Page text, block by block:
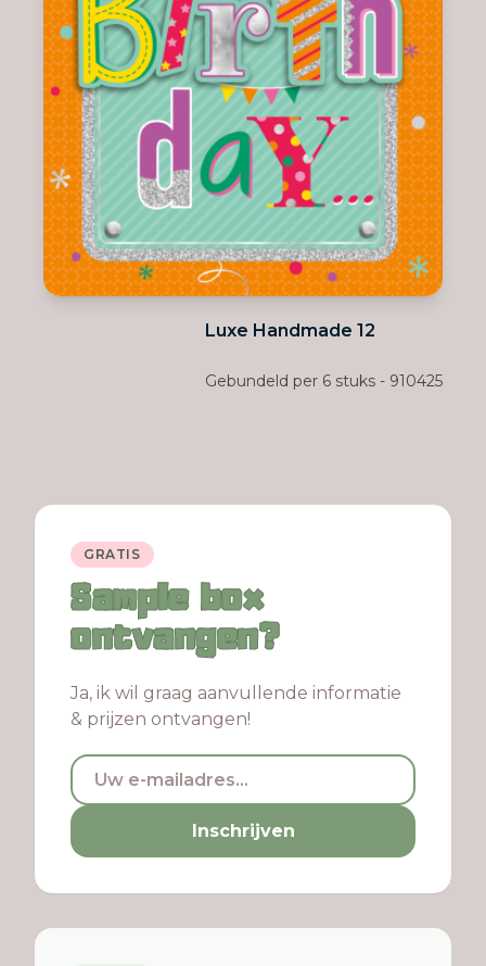
Luxe Handmade 12
Gebundeld per 6 stuks - 910425
GRATIS
Sample box
ontvangen?
Ja, ik wil graag aanvullende informatie
& prijzen ontvangen!
Inschrijven